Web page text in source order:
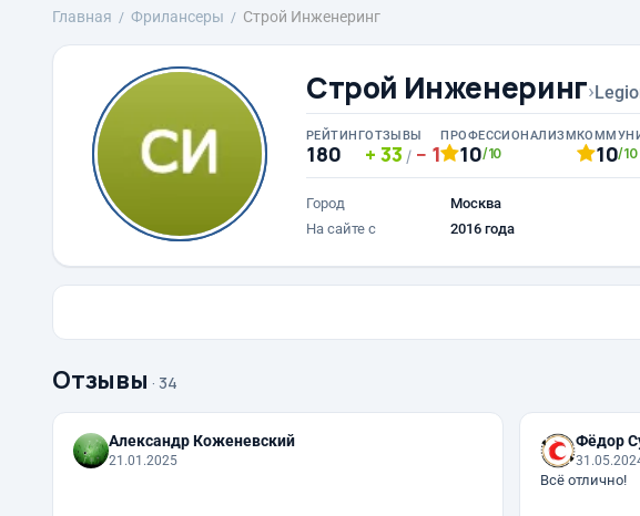
Главная Фрилансеры Строй Инженеринг
Строй Инженеринг›
РЕЙТИНГ
180
ОТЗЫВЫ
33 / 1
ПРОФЕССИОНАЛИЗМ
10/10 10/10
Город
Москва
На сайте с
2016 года
Отзывы · 34
Александр Коженевский
21.01.2025
Фёдор
Всё отлично!